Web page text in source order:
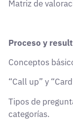
Matriz de
Proceso y
Conceptos
“Call up” y
Tipos de
categorías.